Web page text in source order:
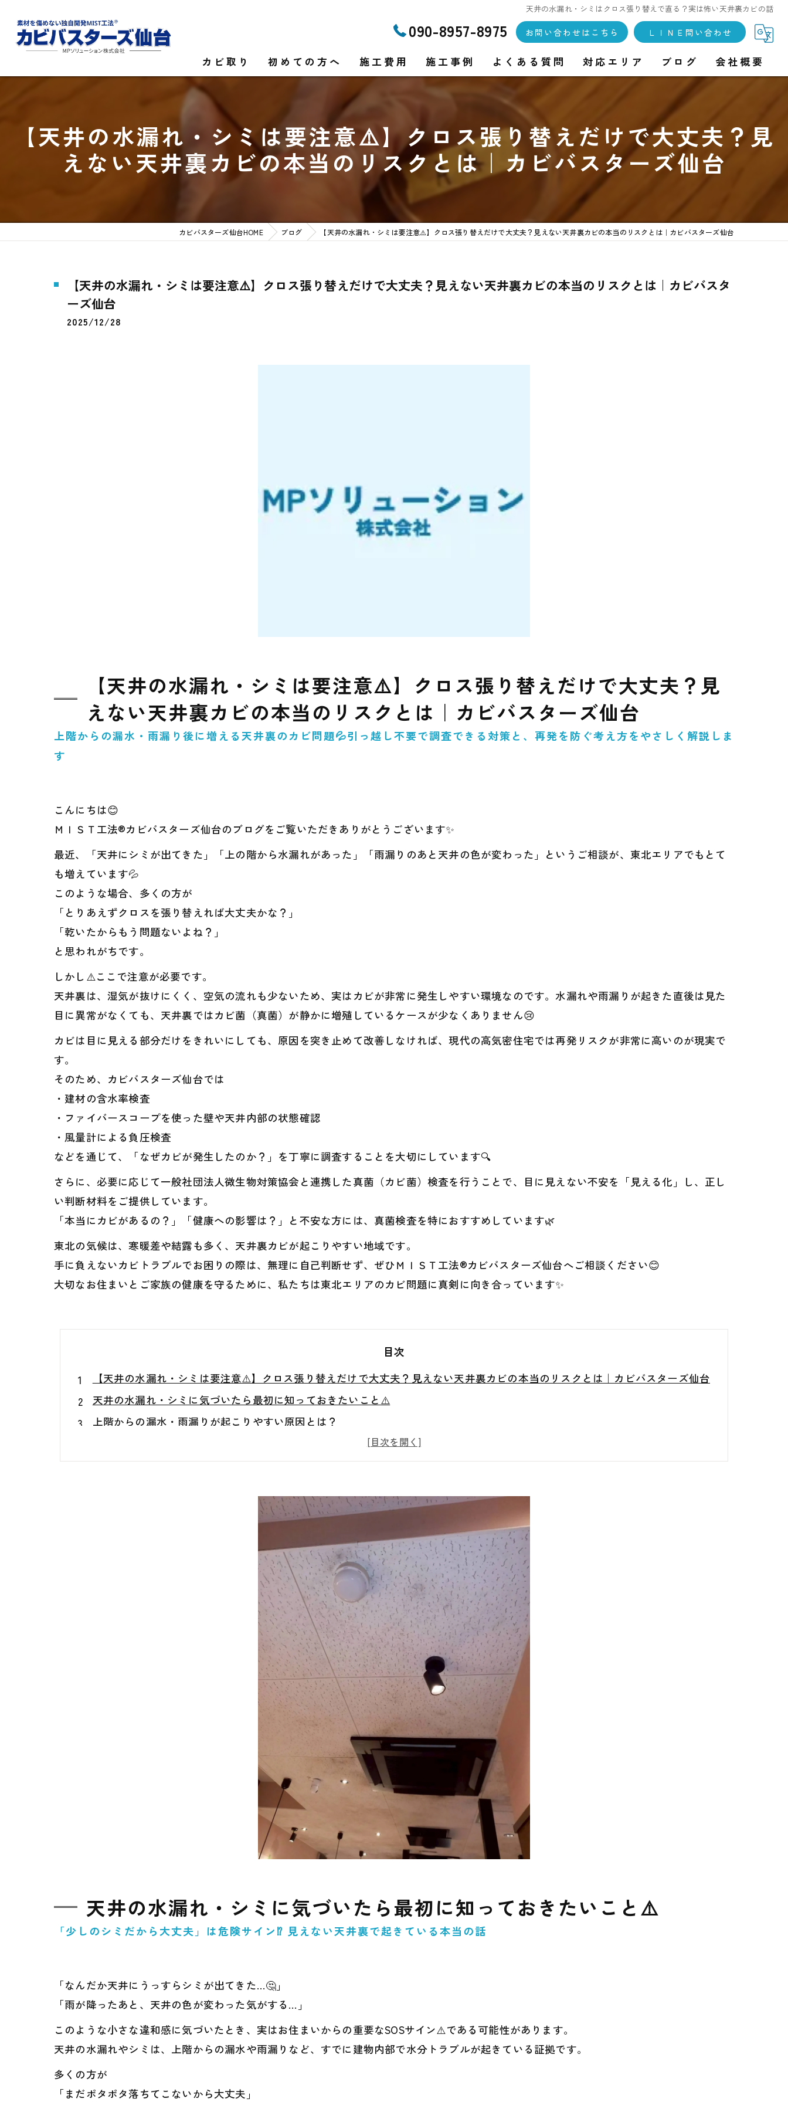
天井の水漏れ・シミはクロス張り替えで直る？実は怖い天井裏カビの話
090-8957-8975 お問い合わせはこちら ＬＩＮＥ問い合わせ
カビ取り
カビ菌検査
家庭のカビ取り
施設のカビ取り
初めての方へ 施工費用 施工事例 よくある質問 対応エリア ブログ 会社概要
【天井の水漏れ・シミは要注意⚠️】クロス張り替えだけで大丈夫？見
えない天井裏カビの本当のリスクとは｜カビバスターズ仙台
カビバスターズ仙台HOME ブログ 【天井の水漏れ・シミは要注意⚠️】クロス張り替えだけで大丈夫？見えない天井裏カビの本当のリスクとは｜カビバスターズ仙台
【天井の水漏れ・シミは要注意⚠️】クロス張り替えだけで大丈夫？見えない天井裏カビの本当のリスクとは｜カビバスタ
ーズ仙台
2025/12/28
【天井の水漏れ・シミは要注意⚠️】クロス張り替えだけで大丈夫？見
えない天井裏カビの本当のリスクとは｜カビバスターズ仙台
上階からの漏水・雨漏り後に増える天井裏のカビ問題💦引っ越し不要で調査できる対策と、再発を防ぐ考え方をやさしく解説しま
す
こんにちは😊
ＭＩＳＴ工法®カビバスターズ仙台のブログをご覧いただきありがとうございます✨
最近、「天井にシミが出てきた」「上の階から水漏れがあった」「雨漏りのあと天井の色が変わった」というご相談が、東北エリアでもとて
も増えています💦
このような場合、多くの方が
「とりあえずクロスを張り替えれば大丈夫かな？」
「乾いたからもう問題ないよね？」
と思われがちです。
しかし⚠️ここで注意が必要です。
天井裏は、湿気が抜けにくく、空気の流れも少ないため、実はカビが非常に発生しやすい環境なのです。水漏れや雨漏りが起きた直後は見た
目に異常がなくても、天井裏ではカビ菌（真菌）が静かに増殖しているケースが少なくありません😢
カビは目に見える部分だけをきれいにしても、原因を突き止めて改善しなければ、現代の高気密住宅では再発リスクが非常に高いのが現実で
す。
そのため、カビバスターズ仙台では
・建材の含水率検査
・ファイバースコープを使った壁や天井内部の状態確認
・風量計による負圧検査
などを通じて、「なぜカビが発生したのか？」を丁寧に調査することを大切にしています🔍
さらに、必要に応じて一般社団法人微生物対策協会と連携した真菌（カビ菌）検査を行うことで、目に見えない不安を「見える化」し、正し
い判断材料をご提供しています。
「本当にカビがあるの？」「健康への影響は？」と不安な方には、真菌検査を特におすすめしています🌿
東北の気候は、寒暖差や結露も多く、天井裏カビが起こりやすい地域です。
手に負えないカビトラブルでお困りの際は、無理に自己判断せず、ぜひＭＩＳＴ工法®カビバスターズ仙台へご相談ください😊
大切なお住まいとご家族の健康を守るために、私たちは東北エリアのカビ問題に真剣に向き合っています✨
目次
【天井の水漏れ・シミは要注意⚠️】クロス張り替えだけで大丈夫？見えない天井裏カビの本当のリスクとは｜カビバスターズ仙台
天井の水漏れ・シミに気づいたら最初に知っておきたいこと⚠️
上階からの漏水・雨漏りが起こりやすい原因とは？
「乾いたから大丈夫」は危険？天井裏がカビの温床になる理由😱
クロス張り替えだけで本当に直るの？よくある勘違い
建材の含水率がカギ🔑 水分が残るとカビは再発しやすい
風量計でわかる室内環境と負圧の関係とは？
カビ問題が心配な方へ｜真菌（カビ菌）検査をおすすめする理由🧫
一般社団法人微生物対策協会と連携した検査の安心感
原因を改善しないと再発する？現代住宅とカビの関係
天井のシミ・水漏れを放置すると起こりうる健康リスク
東北エリア特有の気候と天井裏カビの関係🌧️❄️
こんな症状が出たら要相談！カビトラブルのサインチェック
手に負えないカビトラブルはＭＩＳＴ工法®カビバスターズ仙台へ😊
天井の水漏れ・シミに気づいたら最初に知っておきたいこと⚠️
「少しのシミだから大丈夫」は危険サイン⁉ 見えない天井裏で起きている本当の話
「なんだか天井にうっすらシミが出てきた…🤔」
「雨が降ったあと、天井の色が変わった気がする…」
このような小さな違和感に気づいたとき、実はお住まいからの重要なSOSサイン⚠️である可能性があります。
天井の水漏れやシミは、上階からの漏水や雨漏りなど、すでに建物内部で水分トラブルが起きている証拠です。
多くの方が
「まだポタポタ落ちてこないから大丈夫」